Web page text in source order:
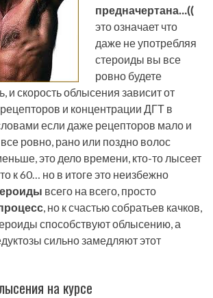
предначертана…((
это означает что
даже не употребляя
стероиды вы все
ровно будете
и скорость облысения зависит от
и концентрации ДГТ в
если даже рецепторов мало и
ровно, рано или поздно волос
это дело времени, кто-то лысеет
к 60… но в итоге это неизбежно
всего на всего, просто
, но к счастью собратьев качков,
способствуют облысению, а
сильно замедляют этот
на курсе